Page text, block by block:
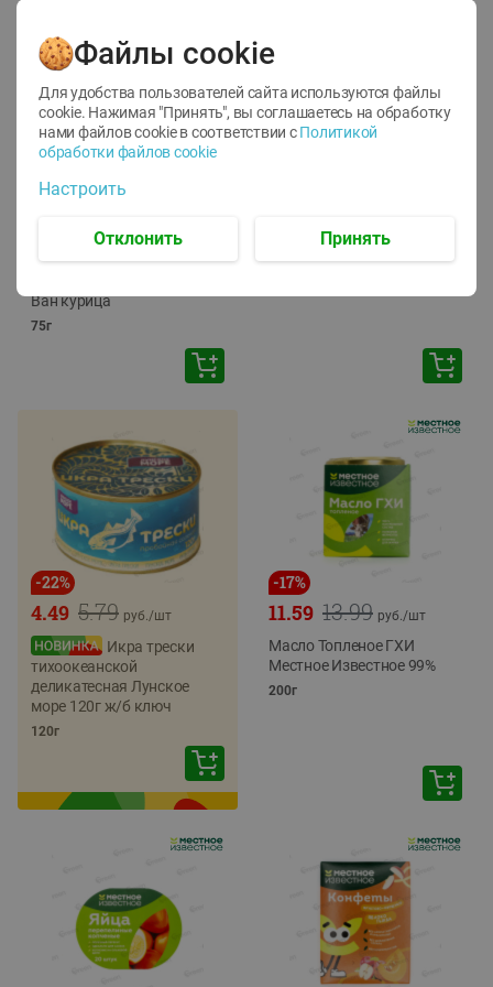
12
1.05 руб./
руб./шт
Корм влаж. для кош. с
Ван курица
75г
ТОФУ Vegetus ТВЕРДЫЙ
-22%
5.79
4.49 руб./шт
Икра трески
тихоокеанской
деликатесная Лунское
море 120г ж/б ключ
120г
-17%
13.99
11.59 руб./шт
Масло Топленое ГХИ
Местное Известное 99%
200г
Файлы cookie
Для удобства пользователей сайта используются файлы
cookie. Нажимая "Принять", вы соглашаетесь на обработку
нами файлов cookie в соответствии с Политикой
обработки файлов cookie
Настроить
Отклонить Принять